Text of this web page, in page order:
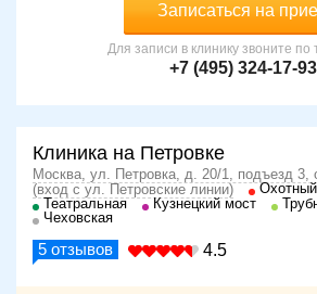
Записаться на
Для записи в клинику звоните по
+7 (495) 324-17-93
Клиника на Петровке
Москва, ул. Петровка, д. 20/1, подъезд
(вход с ул. Петровские линии)
Театральная
Кузнецкий мост
Чеховская
5 отзывов 4.5